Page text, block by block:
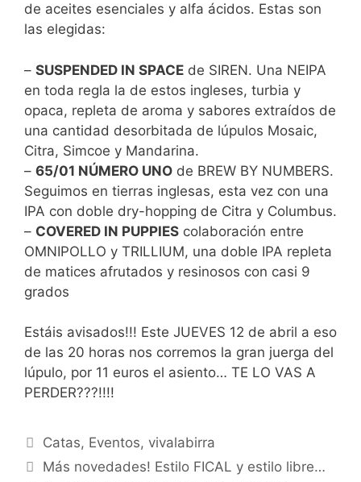
de aceites esenciales y alfa ácidos. Estas son
las elegidas:
– SUSPENDED IN SPACE de SIREN. Una NEIPA
en toda regla la de estos ingleses, turbia y
opaca, repleta de aroma y sabores extraídos de
una cantidad desorbitada de lúpulos Mosaic,
Citra, Simcoe y Mandarina.
– 65/01 NÚMERO UNO de BREW BY NUMBERS.
Seguimos en tierras inglesas, esta vez con una
IPA con doble dry-hopping de Citra y Columbus.
– COVERED IN PUPPIES colaboración entre
OMNIPOLLO y TRILLIUM, una doble IPA repleta
de matices afrutados y resinosos con casi 9
grados
Estáis avisados!!! Este JUEVES 12 de abril a eso
de las 20 horas nos corremos la gran juerga del
lúpulo, por 11 euros el asiento… TE LO VAS A
PERDER???!!!!
Categorías
Catas, Eventos, vivalabirra
Más novedades! Estilo FICAL y estilo libre…